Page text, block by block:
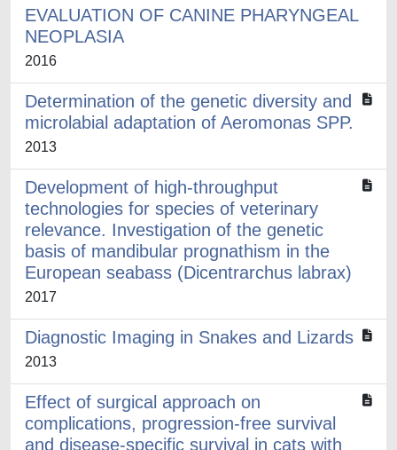
EVALUATION OF CANINE PHARYNGEAL
NEOPLASIA
2016
Determination of the genetic diversity and
microlabial adaptation of Aeromonas SPP.
2013
Development of high-throughput
technologies for species of veterinary
relevance. Investigation of the genetic
basis of mandibular prognathism in the
European seabass (Dicentrarchus labrax)
2017
Diagnostic Imaging in Snakes and Lizards
2013
Effect of surgical approach on
complications, progression-free survival
and disease-specific survival in cats with